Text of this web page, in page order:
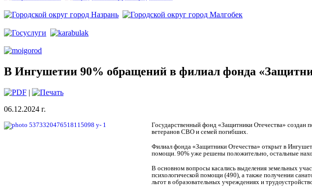
В Ингушетии 90% обращений в филиал фонда
|
06.12.2024 г.
Государственный фонд «Защитники Отечества» создан
ветеранов СВО и семей погибших.
Филиал фонда «Защитники Отечества» открыт в
помощи. 90% уже решены положительно, остальные
В основном вопросы касались выделения земельных
психологической помощи (490), а также получении
льгот в образовательных учреждениях и